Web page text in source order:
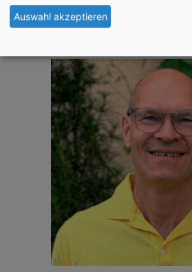
Auswahl akzeptieren